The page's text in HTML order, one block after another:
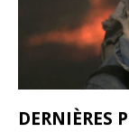
DERNIÈRES